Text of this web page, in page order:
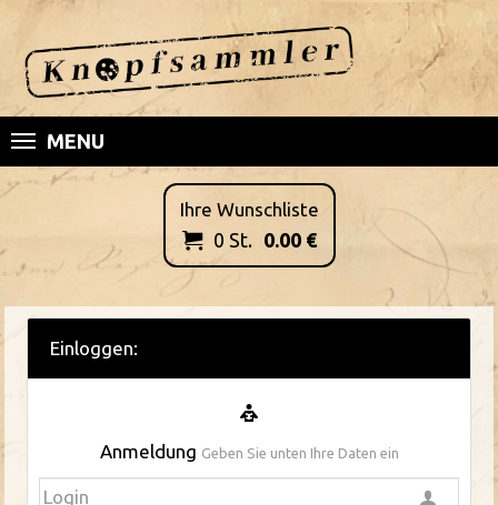
MENU
Ihre Wunschliste
 0 St. 0.00€
Einloggen:
Anmeldung Geben Sie unten Ihre Daten ein